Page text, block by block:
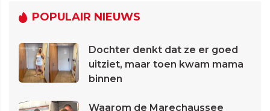
POPULAIR NIEUWS
Dochter denkt dat ze er goed
uitziet, maar toen kwam mama
binnen
Waarom de Marechaussee